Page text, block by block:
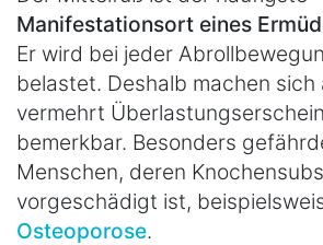
Manifestationsort eines
Er wird bei jeder
belastet. Deshalb machen sich
vermehrt
bemerkbar. Besonders
Menschen, deren
vorgeschädigt ist,
Osteoporose.